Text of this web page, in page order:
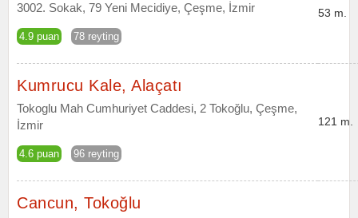
3002. Sokak, 79 Yeni Mecidiye, Çeşme, İzmir
4.9 puan 78 reyting
53 m.
Kumrucu Kale, Alaçatı
Tokoglu Mah Cumhuriyet Caddesi, 2 Tokoğlu, Çeşme,
İzmir
4.6 puan 96 reyting
121 m.
Cancun, Tokoğlu